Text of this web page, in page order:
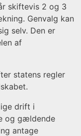
skiftevis 2 og 3
Genvalg kan
selv. Den er
af
statens regler
drift i
og gældende
antage